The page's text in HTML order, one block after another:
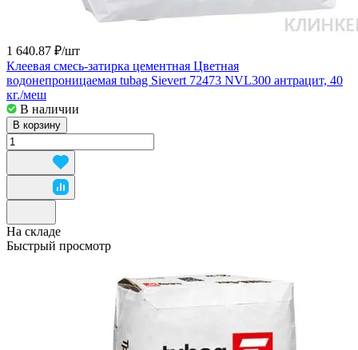
1 640.87 ₽/шт
Клеевая смесь-затирка цементная Цветная
водонепроницаемая tubag Sievert 72473 NVL300 антрацит, 40
кг./меш
В наличии
В корзину
На складе
Быстрый просмотр